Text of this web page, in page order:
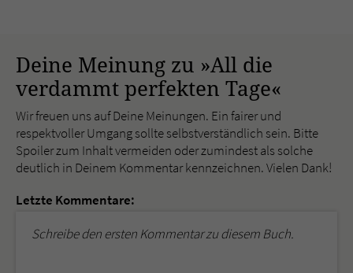
Deine Meinung zu »All die
verdammt perfekten Tage«
Wir freuen uns auf Deine Meinungen. Ein fairer und
respektvoller Umgang sollte selbstverständlich sein. Bitte
Spoiler zum Inhalt vermeiden oder zumindest als solche
deutlich in Deinem Kommentar kennzeichnen. Vielen Dank!
Letzte Kommentare:
Schreibe den ersten Kommentar zu diesem Buch.